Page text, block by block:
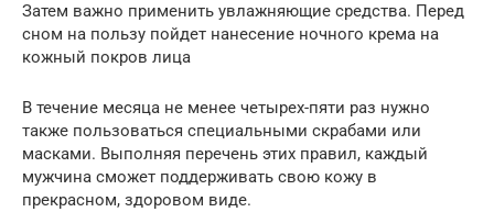
Затем важно применить увлажняющие средства. Перед
сном на пользу пойдет нанесение ночного крема на
кожный покров лица
В течение месяца не менее четырех-пяти раз нужно
также пользоваться специальными скрабами или
масками. Выполняя перечень этих правил, каждый
мужчина сможет поддерживать свою кожу в
прекрасном, здоровом виде.